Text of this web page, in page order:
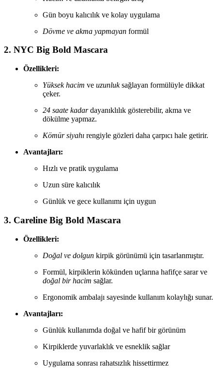
Gün boyu kalıcılık ve kolay uygulama
Dövme ve akma yapmayan formül
2. NYC Big Bold Mascara
Özellikleri:
Yüksek hacim ve uzunluksağlayan formülüyle dikkat
çeker.
24 saate kadardayanıklılık gösterebilir, akma ve
dökülme yapmaz.
Kömür siyahı rengiyle gözleri daha çarpıcı hale getirir.
Avantajları:
Hızlı ve pratik uygulama
Uzun süre kalıcılık
Günlük ve gece kullanımı için uygun
3. Careline Big Bold Mascara
Özellikleri:
Doğal ve dolgun kirpik görünümü için tasarlanmıştır.
Formül, kirpiklerin kökünden uçlarına hafifçe sarar ve
doğal bir hacim sağlar.
Ergonomik ambalajı sayesinde kullanım kolaylığı sunar.
Avantajları:
Günlük kullanımda doğal ve hafif bir görünüm
Kirpiklerde yuvarlaklık ve esneklik sağlar
Uygulama sonrası rahatsızlık hissettirmez